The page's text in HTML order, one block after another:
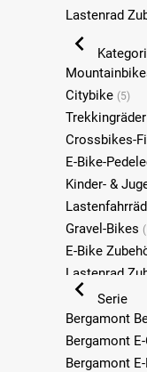
Lastenrad
Citybike (5)
Trekkingräder
Crossbikes-
E-Bike-
Kinder- &
Gravel-Bikes
E-Bike
Lastenrad
Serie
Bergamont
Bergamont
Bergamont